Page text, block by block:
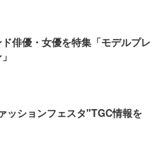
俳優・女優を特集「モデルプレ
ッションフェスタ"TGC情報を